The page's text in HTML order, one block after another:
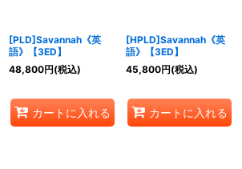
[PLD]Savannah《英
語》【3ED】
48,800円(税込)
カートに入れる
[HPLD]Savannah《英
語》【3ED】
45,800円(税込)
カートに入れる